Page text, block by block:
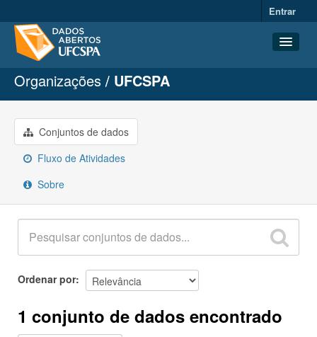
Entrar
Conjuntos de dados
Organizações
Grupos
Sobre
Organizações UFCSPA
Conjuntos de dados
Fluxo de Atividades
Sobre
Ordenar por
1 conjunto de dados encontrado